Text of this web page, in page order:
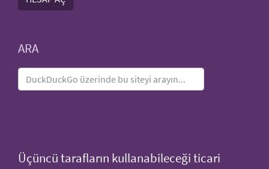
ARA
Üçüncü tarafların kullanabileceği ticari